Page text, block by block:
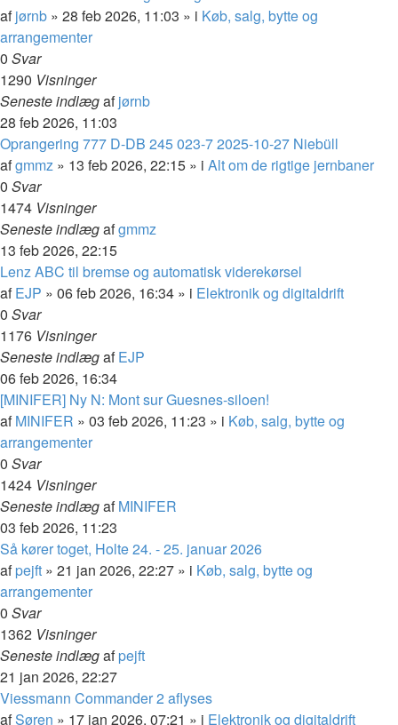
afjørnb » 28 feb 2026, 11:03 » i Køb, salg, bytte og
arrangementer
0 Svar
1290 Visninger
Seneste indlægafjørnb
28 feb 2026, 11:03
Oprangering 777 D-DB 245 023-7 2025-10-27 Niebüll
afgmmz » 13 feb 2026, 22:15 » i Alt om de rigtige jernbaner
0 Svar
1474 Visninger
Seneste indlægafgmmz
13 feb 2026, 22:15
Lenz ABC til bremse og automatisk viderekørsel
afEJP » 06 feb 2026, 16:34 » i Elektronik og digitaldrift
0 Svar
1176 Visninger
Seneste indlægafEJP
06 feb 2026, 16:34
[MINIFER] Ny N: Mont sur Guesnes-siloen!
afMINIFER » 03 feb 2026, 11:23 » i Køb, salg, bytte og
arrangementer
0 Svar
1424 Visninger
Seneste indlægafMINIFER
03 feb 2026, 11:23
Så kører toget, Holte 24. - 25. januar 2026
afpejft » 21 jan 2026, 22:27 » i Køb, salg, bytte og
arrangementer
0 Svar
1362 Visninger
Seneste indlægafpejft
21 jan 2026, 22:27
Viessmann Commander 2 aflyses
afSøren » 17 jan 2026, 07:21 » i Elektronik og digitaldrift